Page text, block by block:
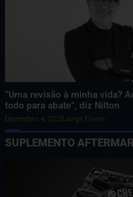
“Uma revisão à minha vida?
todo para abate”, diz Nilton
Dezembro 4, 2025Jorge Flores
SUPLEMENTO